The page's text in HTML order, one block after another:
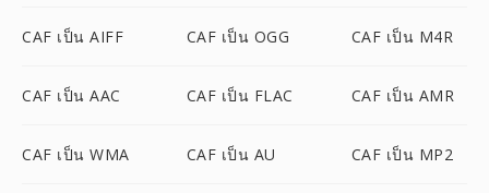
CAF เป็น AIFF CAF เป็น OGG CAF เป็น M4R
CAF เป็น AAC CAF เป็น FLAC CAF เป็น AMR
CAF เป็น WMA CAF เป็น AU CAF เป็น MP2